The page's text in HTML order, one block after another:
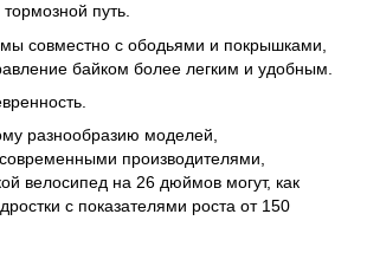
путь.
совместно с ободьями и покрышками,
байком более легким и удобным.
разнообразию моделей,
производителями,
велосипед на 26 дюймов могут, как
с показателями роста от 150